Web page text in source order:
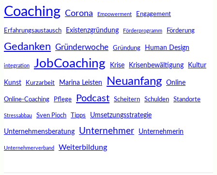
Coaching Corona Empowerment Engagement
Erfahrungsaustausch Existenzgründung Förderprogramm Förderung
Gedanken Gründerwoche Gründung Human Design
integration JobCoaching Krise Krisenbewältigung Kultur
Kunst Kurzarbeit Marina Leisten Neuanfang Online
Online-Coaching Pflege Podcast Scheitern Schulden Standorte
Stressabbau Sven Pioch Tipps Umsetzungsstrategie
Unternehmensberatung Unternehmer Unternehmerin
Unternehmerverband Weiterbildung